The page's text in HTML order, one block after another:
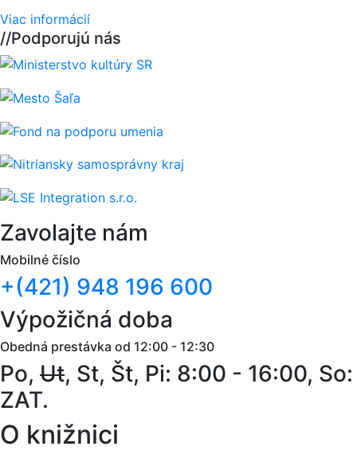
Viac informácií
//Podporujú nás
Zavolajte nám
Mobilné číslo
+(421) 948 196 600
Výpožičná doba
Obedná prestávka od 12:00 - 12:30
Po, Ut, St, Št, Pi: 8:00 - 16:00, So:
ZAT.
O knižnici